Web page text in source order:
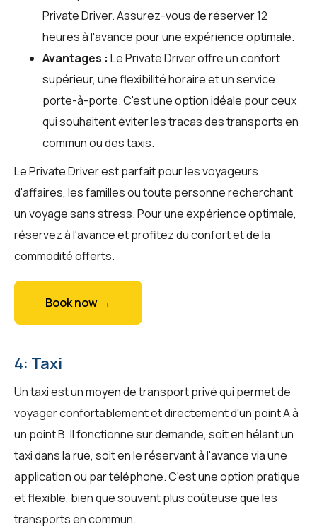
Private Driver. Assurez-vous de réserver 12
heures à l'avance pour une expérience optimale.
Avantages : Le Private Driver offre un confort
supérieur, une flexibilité horaire et un service
porte-à-porte. C'est une option idéale pour ceux
qui souhaitent éviter les tracas des transports en
commun ou des taxis.
Le Private Driver est parfait pour les voyageurs
d'affaires, les familles ou toute personne recherchant
un voyage sans stress. Pour une expérience optimale,
réservez à l'avance et profitez du confort et de la
commodité offerts.
Book now →
4: Taxi
Un taxi est un moyen de transport privé qui permet de
voyager confortablement et directement d'un point A à
un point B. Il fonctionne sur demande, soit en hélant un
taxi dans la rue, soit en le réservant à l'avance via une
application ou par téléphone. C'est une option pratique
et flexible, bien que souvent plus coûteuse que les
transports en commun.